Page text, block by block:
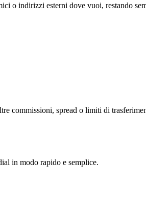
o indirizzi esterni dove vuoi, restando
commissioni, spread o limiti di
in modo rapido e semplice.